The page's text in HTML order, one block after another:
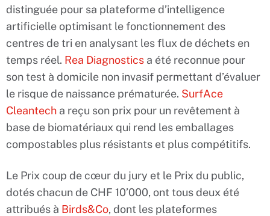
distinguée pour sa plateforme d’intelligence
artificielle optimisant le fonctionnement des
centres de tri en analysant les flux de déchets en
temps réel. Rea Diagnostics a été reconnue pour
son test à domicile non invasif permettant d’évaluer
le risque de naissance prématurée. SurfAce
Cleantech a reçu son prix pour un revêtement à
base de biomatériaux qui rend les emballages
compostables plus résistants et plus compétitifs.
Le Prix coup de cœur du jury et le Prix du public,
dotés chacun de CHF 10’000, ont tous deux été
attribués à Birds&Co, dont les plateformes